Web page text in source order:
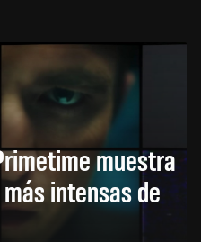
muestra
intensas de